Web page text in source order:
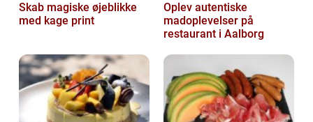
Skab magiske øjeblikke
med kage print
Oplev autentiske
madoplevelser på
restaurant i Aalborg